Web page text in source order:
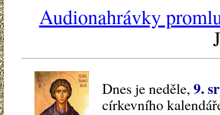
Audionahrávky
Dnes jeneděle, 9.
církevního